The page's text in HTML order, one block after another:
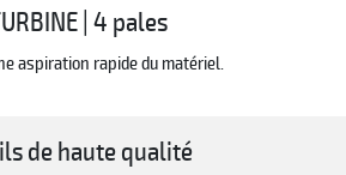
| 4 pales
aspiration rapide du matériel.
de haute qualité